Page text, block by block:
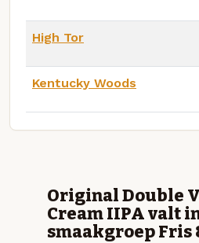
High Tor
Kentucky Woods
Original Double
Cream IIPA valt
smaakgroep Fris